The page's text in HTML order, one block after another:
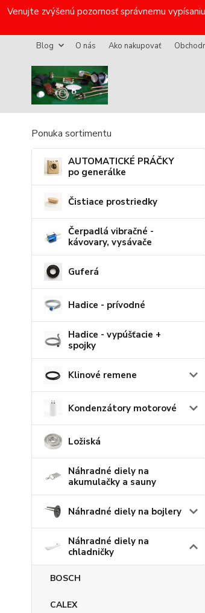
Venujte zvýšenú pozornosť správnemu
Blog O nás Ako nakupovať
Ponuka sortimentu
AUTOMATICKÉ PRÁČKY
po generálke
Čistiace prostriedky
Čerpadlá vibračné -
kávovary, vysávače
Guferá
Hadice - prívodné
Hadice - vypúšťacie +
spojky
Klinové remene
Kondenzátory motorové
Ložiská
Náhradné diely na
akumulačky a sauny
Náhradné diely na bojlery
Náhradné diely na
chladničky
BOSCH
CALEX